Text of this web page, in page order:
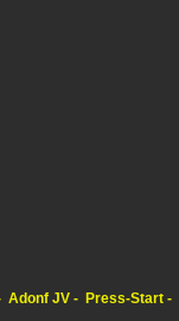
Adonf JV Press-Start